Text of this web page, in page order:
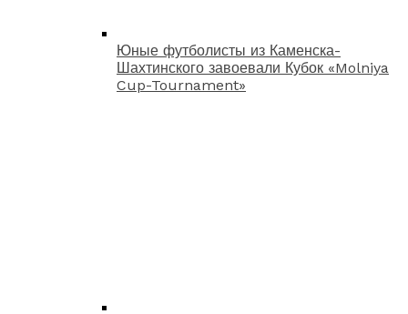
Юные футболисты из Каменска-
Шахтинского завоевали Кубок «Molniya
Cup-Tournament»